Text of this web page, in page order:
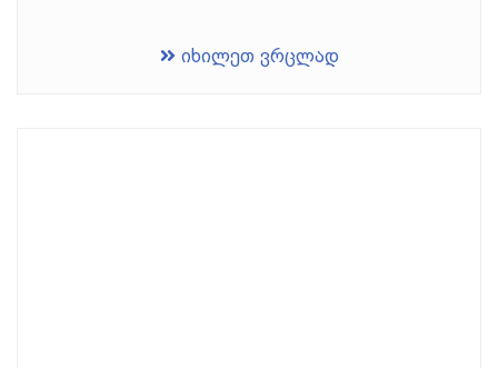
იხილეთ ვრცლად